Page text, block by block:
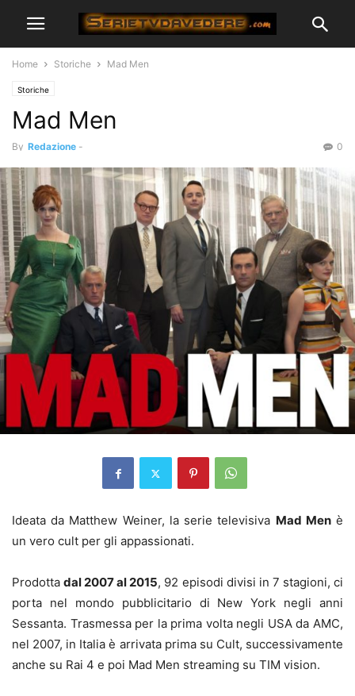
Home Storiche Mad Men
Storiche
Mad Men
By Redazione - 0
Ideata da Matthew Weiner, la serie televisiva Mad Menè
un vero cult per gli appassionati.
Prodottadal 2007 al 2015, 92 episodi divisi in 7 stagioni, ci
porta nel mondo pubblicitario di New York negli anni
Sessanta. Trasmessa per la prima volta negli USA da AMC,
nel 2007, in Italia è arrivata prima su Cult, successivamente
anche su Rai 4 e poi Mad Men streaming su TIM vision.